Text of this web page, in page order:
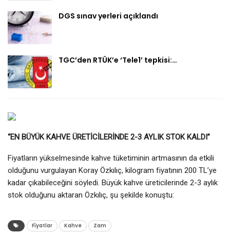
DGS sınav yerleri açıklandı
TGC’den RTÜK’e ‘Tele1’ tepkisi:…
“EN BÜYÜK KAHVE ÜRETİCİLERİNDE 2-3 AYLIK STOK KALDI”
Fiyatların yükselmesinde kahve tüketiminin artmasının da etkili
olduğunu vurgulayan Koray Özkılıç, kilogram fiyatının 200 TL’ye
kadar çıkabileceğini söyledi. Büyük kahve üreticilerinde 2-3 aylık
stok olduğunu aktaran Özkılıç, şu şekilde konuştu:
Fi̇yatlar Kahve Zam